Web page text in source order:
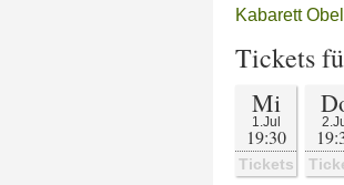
Kabarett
Tickets
Mi
1.Jul
19:30
Tickets